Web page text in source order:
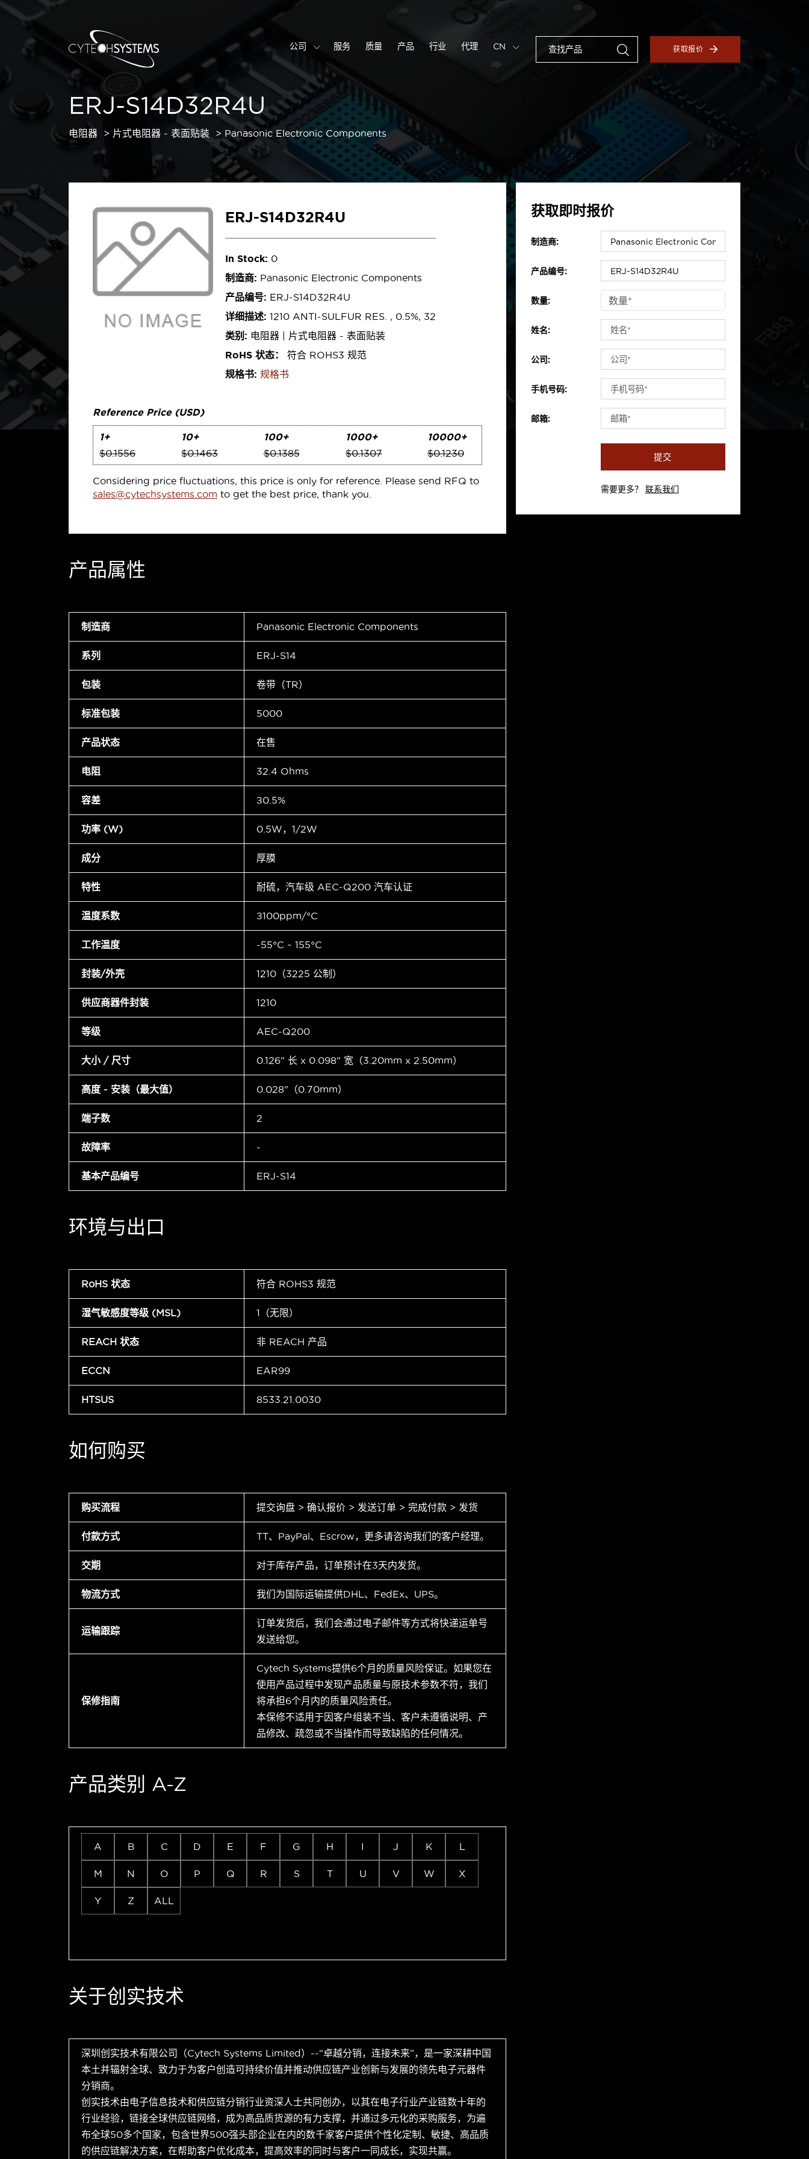
公司 服务 质量 产品 行业 代理 CN 获取报价
ERJ-S14D32R4U
电阻器 片式电阻器 - 表面贴装 Panasonic Electronic Components
ERJ-S14D32R4U
In Stock: 0
制造商: Panasonic Electronic Components
产品编号: ERJ-S14D32R4U
详细描述: 1210 ANTI-SULFUR RES. , 0.5%, 32
类别: 电阻器 | 片式电阻器 - 表面贴装
RoHS 状态：
符合 ROHS3 规范
规格书: 规格书
Reference Price (USD)
1+
$0.1556
10+
$0.1463
100+
$0.1385
1000+
$0.1307
10000+
$0.1230
Considering price fluctuations, this price is only for reference. Please send RFQ to
sales@cytechsystems.com to get the best price, thank you.
产品属性
制造商 Panasonic Electronic Components
系列 ERJ-S14
包装 卷带（TR）
标准包装 5000
产品状态 在售
电阻 32.4 Ohms
容差 ±0.5%
功率 (W) 0.5W，1/2W
成分 厚膜
特性 耐硫，汽车级 AEC-Q200 汽车认证
温度系数 ±100ppm/°C
工作温度 -55°C ~ 155°C
封装/外壳 1210（3225 公制）
供应商器件封装 1210
等级 AEC-Q200
大小 / 尺寸 0.126" 长 x 0.098" 宽（3.20mm x 2.50mm）
高度 - 安装（最大值） 0.028"（0.70mm）
端子数 2
故障率 -
基本产品编号 ERJ-S14
环境与出口
RoHS 状态 符合 ROHS3 规范
湿气敏感度等级 (MSL) 1（无限）
REACH 状态 非 REACH 产品
ECCN EAR99
HTSUS 8533.21.0030
如何购买
购买流程 提交询盘 > 确认报价 > 发送订单 > 完成付款 > 发货
付款方式 TT、PayPal、Escrow，更多请咨询我们的客户经理。
交期 对于库存产品，订单预计在3天内发货。
物流方式 我们为国际运输提供DHL、FedEx、UPS。
运输跟踪
订单发货后，我们会通过电子邮件等方式将快递运单号
发送给您。
保修指南
Cytech Systems提供6个月的质量风险保证。如果您在
使用产品过程中发现产品质量与原技术参数不符，我们
将承担6个月内的质量风险责任。
本保修不适用于因客户组装不当、客户未遵循说明、产
品修改、疏忽或不当操作而导致缺陷的任何情况。
产品类别 A-Z
A B C D E F G H I J K L
M N O P Q R S T U V W X
Y Z ALL
关于创实技术
深圳创实技术有限公司（Cytech Systems Limited）--“卓越分销，连接未来”，是一家深耕中国
本土并辐射全球、致力于为客户创造可持续价值并推动供应链产业创新与发展的领先电子元器件
分销商。
创实技术由电子信息技术和供应链分销行业资深人士共同创办，以其在电子行业产业链数十年的
行业经验，链接全球供应链网络，成为高品质货源的有力支撑，并通过多元化的采购服务，为遍
布全球50多个国家，包含世界500强头部企业在内的数千家客户提供个性化定制、敏捷、高品质
的供应链解决方案，在帮助客户优化成本，提高效率的同时与客户一同成长，实现共赢。
获取即时报价
制造商:
产品编号:
数量:
姓名:
公司:
手机号码:
邮箱:
提交
需要更多？ 联系我们